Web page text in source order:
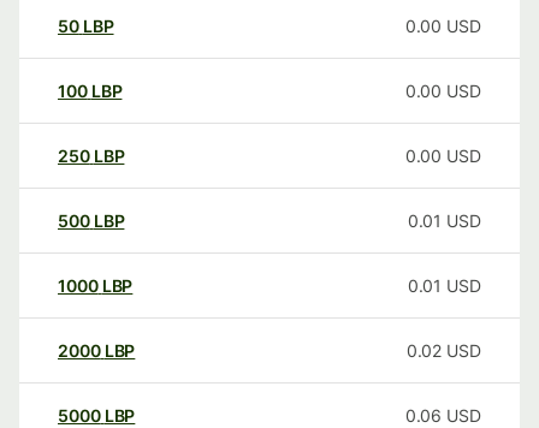
50 LBP 0.00 USD
100 LBP 0.00 USD
250 LBP 0.00 USD
500 LBP 0.01 USD
1000 LBP 0.01 USD
2000 LBP 0.02 USD
5000 LBP 0.06 USD